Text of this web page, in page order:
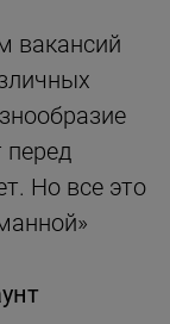
вакансий
перед
Но все это